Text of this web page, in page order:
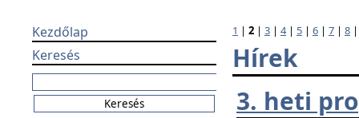
Kezdőlap
Keresés
1 | 2 | 3 | 4| 5 | 6 | 7 | 8
Hírek
3. heti